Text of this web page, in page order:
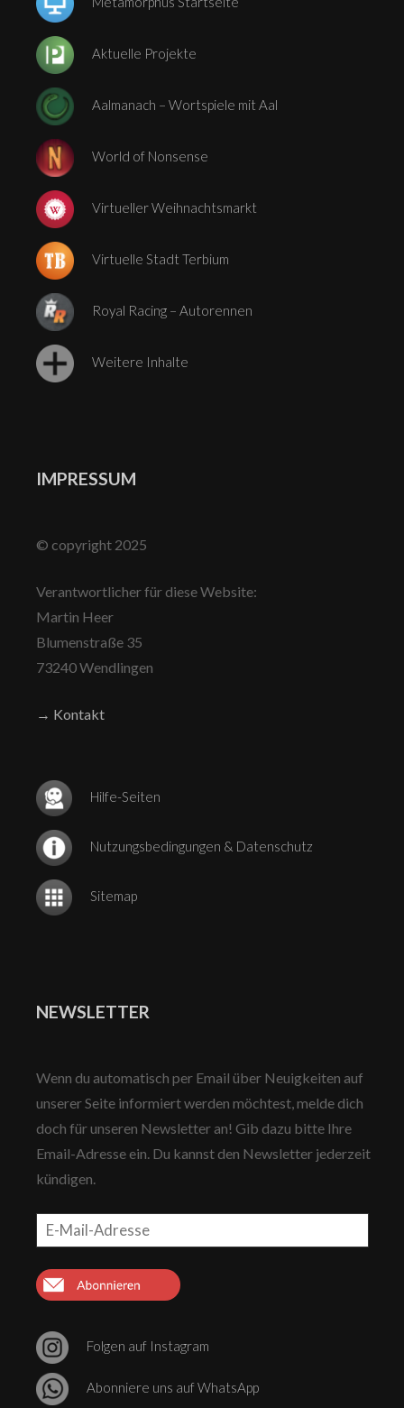
Aktuelle Projekte
Aalmanach – Wortspiele mit Aal
World of Nonsense
Virtueller Weihnachtsmarkt
Virtuelle Stadt Terbium
Royal Racing – Autorennen
Weitere Inhalte
IMPRESSUM
© copyright 2025
Verantwortlicher für diese Website:
Martin Heer
Blumenstraße 35
73240 Wendlingen
→ Kontakt
Hilfe-Seiten
Nutzungsbedingungen & Datenschutz
Sitemap
NEWSLETTER
Wenn du automatisch per Email über Neuigkeiten auf
unserer Seite informiert werden möchtest, melde dich
doch für unseren Newsletter an! Gib dazu bitte Ihre
Email-Adresse ein. Du kannst den Newsletter jederzeit
kündigen.
E-
Mail-
Adresse
ABONNIEREN
Folgen auf Instagram
Abonniere uns auf WhatsApp